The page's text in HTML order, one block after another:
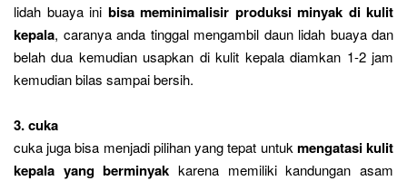
lidah buaya ini bisa meminimalisir produksi minyak di kulit
kepala, caranya anda tinggal mengambil daun lidah buaya dan
belah dua kemudian usapkan di kulit kepala diamkan 1-2 jam
kemudian bilas sampai bersih.
3. cuka
cuka juga bisa menjadi pilihan yang tepat untuk mengatasi kulit
kepala yang berminyak karena memiliki kandungan asam